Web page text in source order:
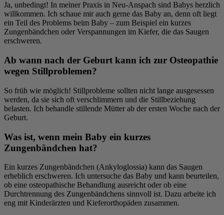
Ja, unbedingt! In meiner Praxis in Neu-Anspach sind Babys herzlich
willkommen. Ich schaue mir auch gerne das Baby an, denn oft liegt
ein Teil des Problems beim Baby – zum Beispiel ein kurzes
Zungenbändchen oder Verspannungen im Kiefer, die das Saugen
erschweren.
Ab wann nach der Geburt kann ich zur Osteopathie
wegen Stillproblemen?
So früh wie möglich! Stillprobleme sollten nicht lange ausgesessen
werden, da sie sich oft verschlimmern und die Stillbeziehung
belasten. Ich behandle stillende Mütter ab der ersten Woche nach der
Geburt.
Was ist, wenn mein Baby ein kurzes
Zungenbändchen hat?
Ein kurzes Zungenbändchen (Ankyloglossia) kann das Saugen
erheblich erschweren. Ich untersuche das Baby und kann beurteilen,
ob eine osteopathische Behandlung ausreicht oder ob eine
Durchtrennung des Zungenbändchens sinnvoll ist. Dazu arbeite ich
eng mit Kinderärzten und Kieferorthopäden zusammen.